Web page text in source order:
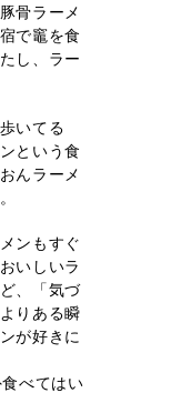
骨ラーメ
で竈を食
し、ラー
いてる
という食
んラーメ
ンもすぐ
いしいラ
、「気づ
りある瞬
が好きに
べてはい